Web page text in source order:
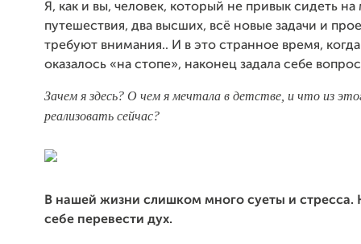
Я, как и вы, человек, который не привык сидеть на
путешествия, два высших, всё новые задачи и
требуют внимания.. И в это странное время, когда
оказалось «на стопе», наконец задала себе
Зачем я здесь? О чем я мечтала в детстве, и что из
реализовать сейчас?
В нашей жизни слишком много суеты и стресса.
себе перевести дух.